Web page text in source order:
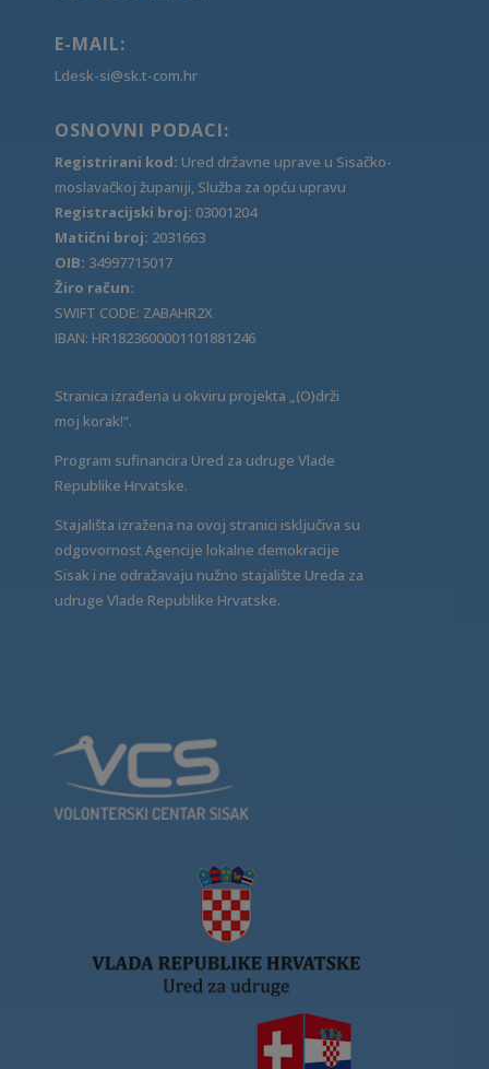
E-MAIL:
Ldesk-si@sk.t-com.hr
OSNOVNI PODACI:
Registrirani kod: Ured državne uprave u Sisačko-
moslavačkoj županiji, Služba za opću upravu
Registracijski broj: 03001204
Matični broj: 2031663
OIB: 34997715017
Žiro račun:
SWIFT CODE: ZABAHR2X
IBAN: HR1823600001101881246
Stranica izrađena u okviru projekta „(O)drži
moj korak!“.
Program sufinancira Ured za udruge Vlade
Republike Hrvatske.
Stajališta izražena na ovoj stranici isključiva su
odgovornost Agencije lokalne demokracije
Sisak i ne odražavaju nužno stajalište Ureda za
udruge Vlade Republike Hrvatske.